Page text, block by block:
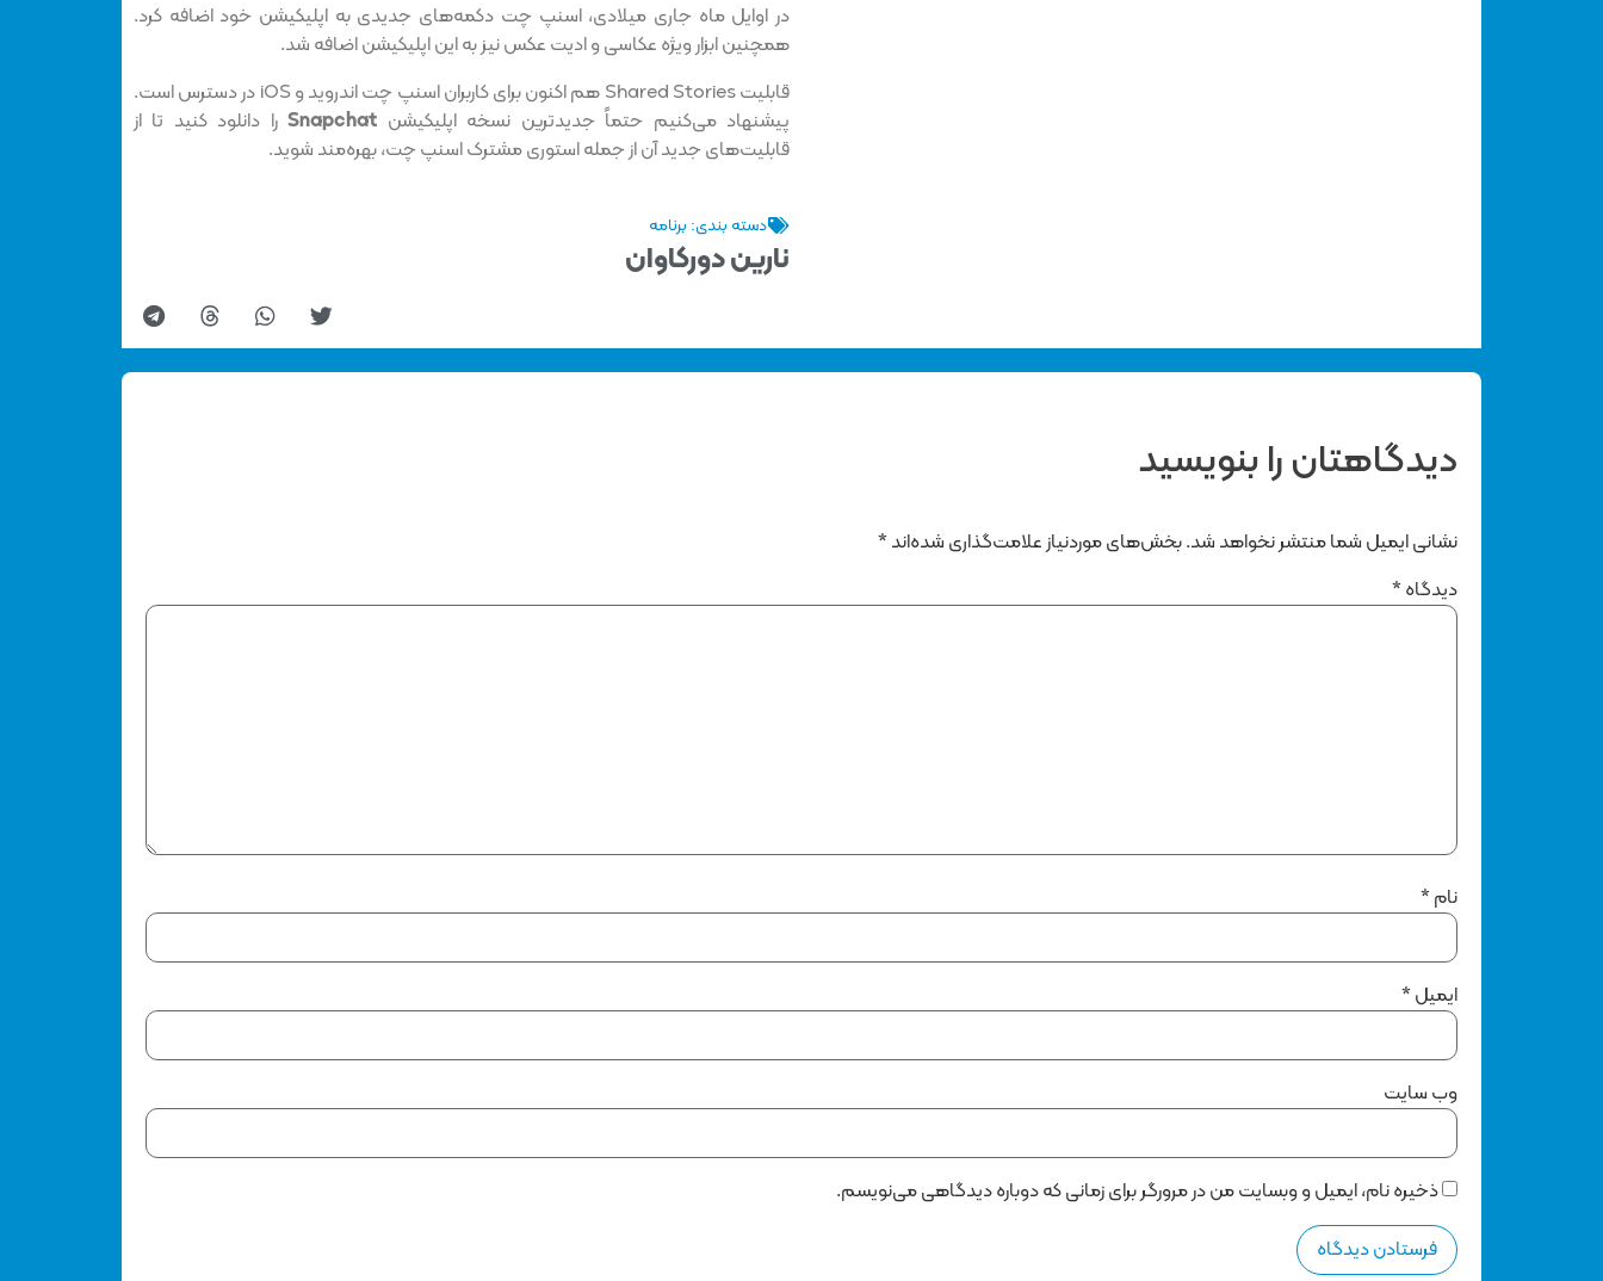
در اوایل ماه جاری میلادی، اسنپ چت دکمه‌های جدیدی به اپلیکیشن خود اضافه کرد.
همچنین ابزار ویژه عکاسی و ادیت عکس نیز به این اپلیکیشن اضافه شد.
قابلیت Shared Stories هم اکنون برای کاربران اسنپ چت اندروید و iOS در دسترس است.
پیشنهاد می‌کنیم حتماً جدیدترین نسخه اپلیکیشن Snapchatرا دانلود کنید تا از
قابلیت‌های جدید آن از جمله استوری مشترک اسنپ چت، بهره‌مند شوید.
دسته بندی: برنامه
نارین دورکاوان
دیدگاهتان را بنویسید
نشانی ایمیل شما منتشر نخواهد شد.بخش‌های موردنیاز علامت‌گذاری شده‌اند*
دیدگاه*
نام*
ایمیل*
وب‌ سایت
ذخیره نام، ایمیل و وبسایت من در مرورگر برای زمانی که دوباره دیدگاهی می‌نویسم.